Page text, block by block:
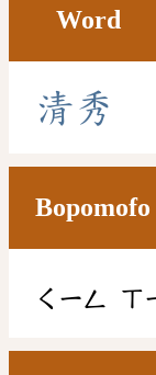
Word
清秀
Bopomofo
ㄑㄧㄥ ㄒ